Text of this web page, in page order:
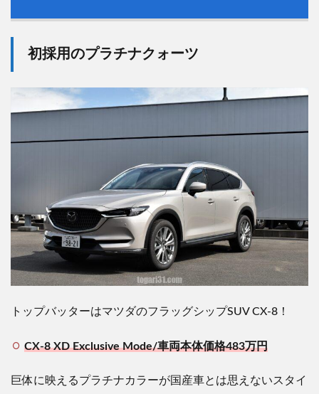
初採用のプラチナクォーツ
トップバッターはマツダのフラッグシップSUV CX-8！
CX-8 XD Exclusive Mode/車両本体価格483万円
巨体に映えるプラチナカラーが国産車とは思えないスタイ